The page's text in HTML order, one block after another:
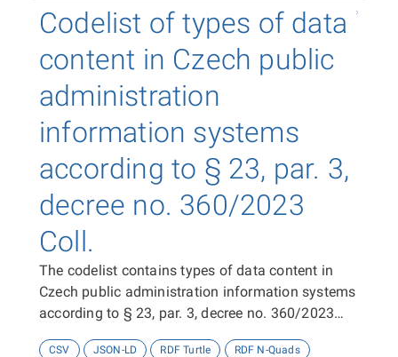
Codelist of types of data
content in Czech public
administration
information systems
according to § 23, par. 3,
decree no. 360/2023
Coll.
The codelist contains types of data content in
Czech public administration information systems
according to § 23, par. 3, decree no. 360/2023
CSV JSON-LD RDF Turtle
RDF N-Quads